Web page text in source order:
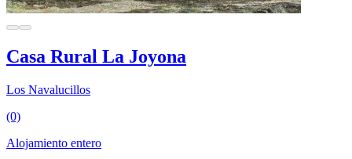
Casa Rural La Joyona
Los Navalucillos
(0)
Alojamiento entero